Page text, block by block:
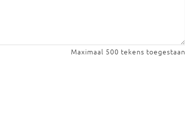
Maximaal 500 tekens toegestaan